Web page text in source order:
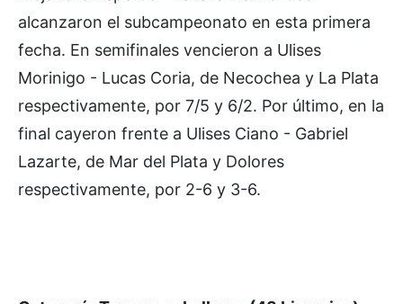
alcanzaron el subcampeonato en esta primera
fecha. En semifinales vencieron a Ulises
Morinigo - Lucas Coria, de Necochea y La Plata
respectivamente, por 7/5 y 6/2. Por último, en la
final cayeron frente a Ulises Ciano - Gabriel
Lazarte, de Mar del Plata y Dolores
respectivamente, por 2-6 y 3-6.